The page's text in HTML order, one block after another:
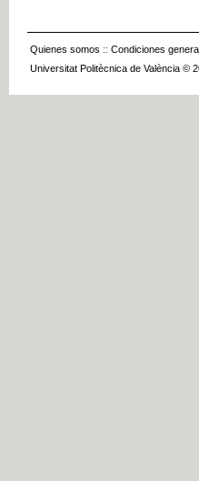
Quienes somos :: Condiciones
Universitat Politècnica de València ©